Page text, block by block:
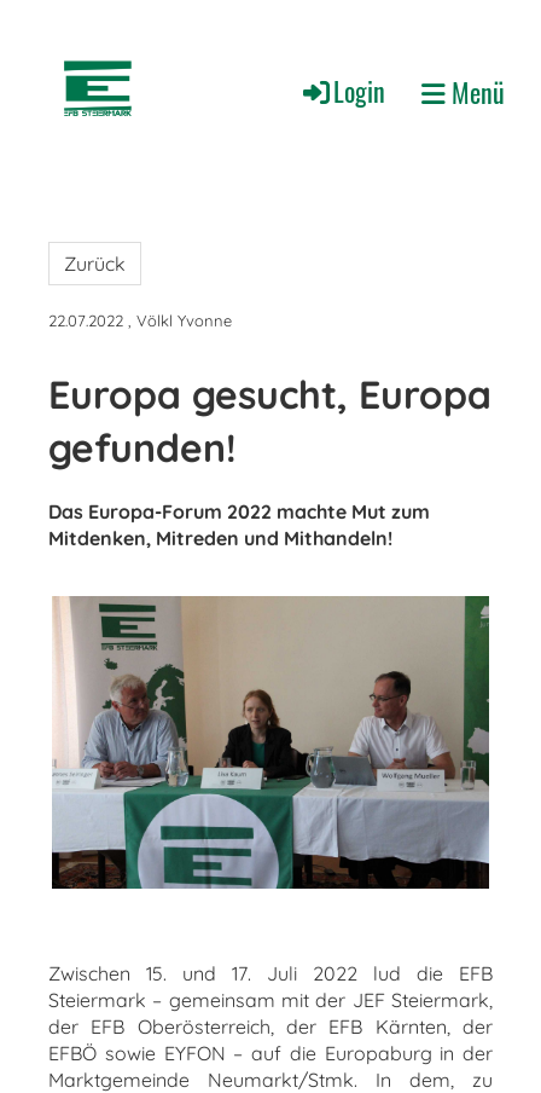
Login Menü
Zurück
22.07.2022 , Völkl Yvonne
Europa gesucht, Europa
gefunden!
Das Europa-Forum 2022 machte Mut zum
Mitdenken, Mitreden und Mithandeln!
Zwischen 15. und 17. Juli 2022 lud die EFB
Steiermark – gemeinsam mit der JEF Steiermark,
der EFB Oberösterreich, der EFB Kärnten, der
EFBÖ sowie EYFON – auf die Europaburg in der
Marktgemeinde Neumarkt/Stmk. In dem, zu